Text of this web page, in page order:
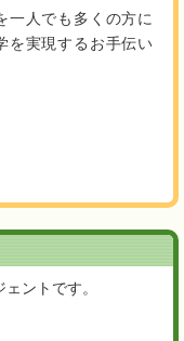
一人でも多くの方に
を実現するお手伝い
ントです。